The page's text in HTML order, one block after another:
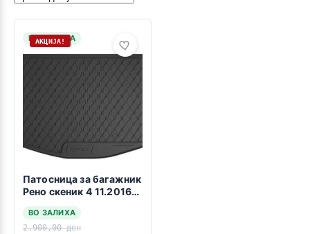
НА ЗАЛИХА
АКЦИЈА!
Патосница за багажник
Рено скеник 4 11.2016-
ВО ЗАЛИХА
2.900,00ден